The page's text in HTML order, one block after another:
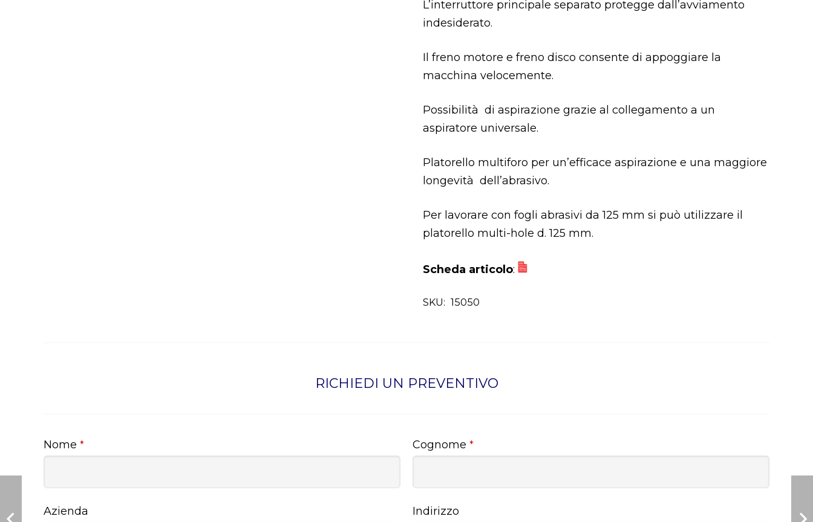
L’interruttore principale separato protegge dall’avviamento
indesiderato.
Il freno motore e freno disco consente di appoggiare la
macchina velocemente.
Possibilità di aspirazione grazie al collegamento a un
aspiratore universale.
Platorello multiforo per un’efficace aspirazione e una maggiore
longevità dell’abrasivo.
Per lavorare con fogli abrasivi da 125 mm si può utilizzare il
platorello multi-hole d. 125 mm.
Scheda articolo:
SKU: 15050
RICHIEDI UN PREVENTIVO
Nome *
Azienda
Cognome *
Indirizzo